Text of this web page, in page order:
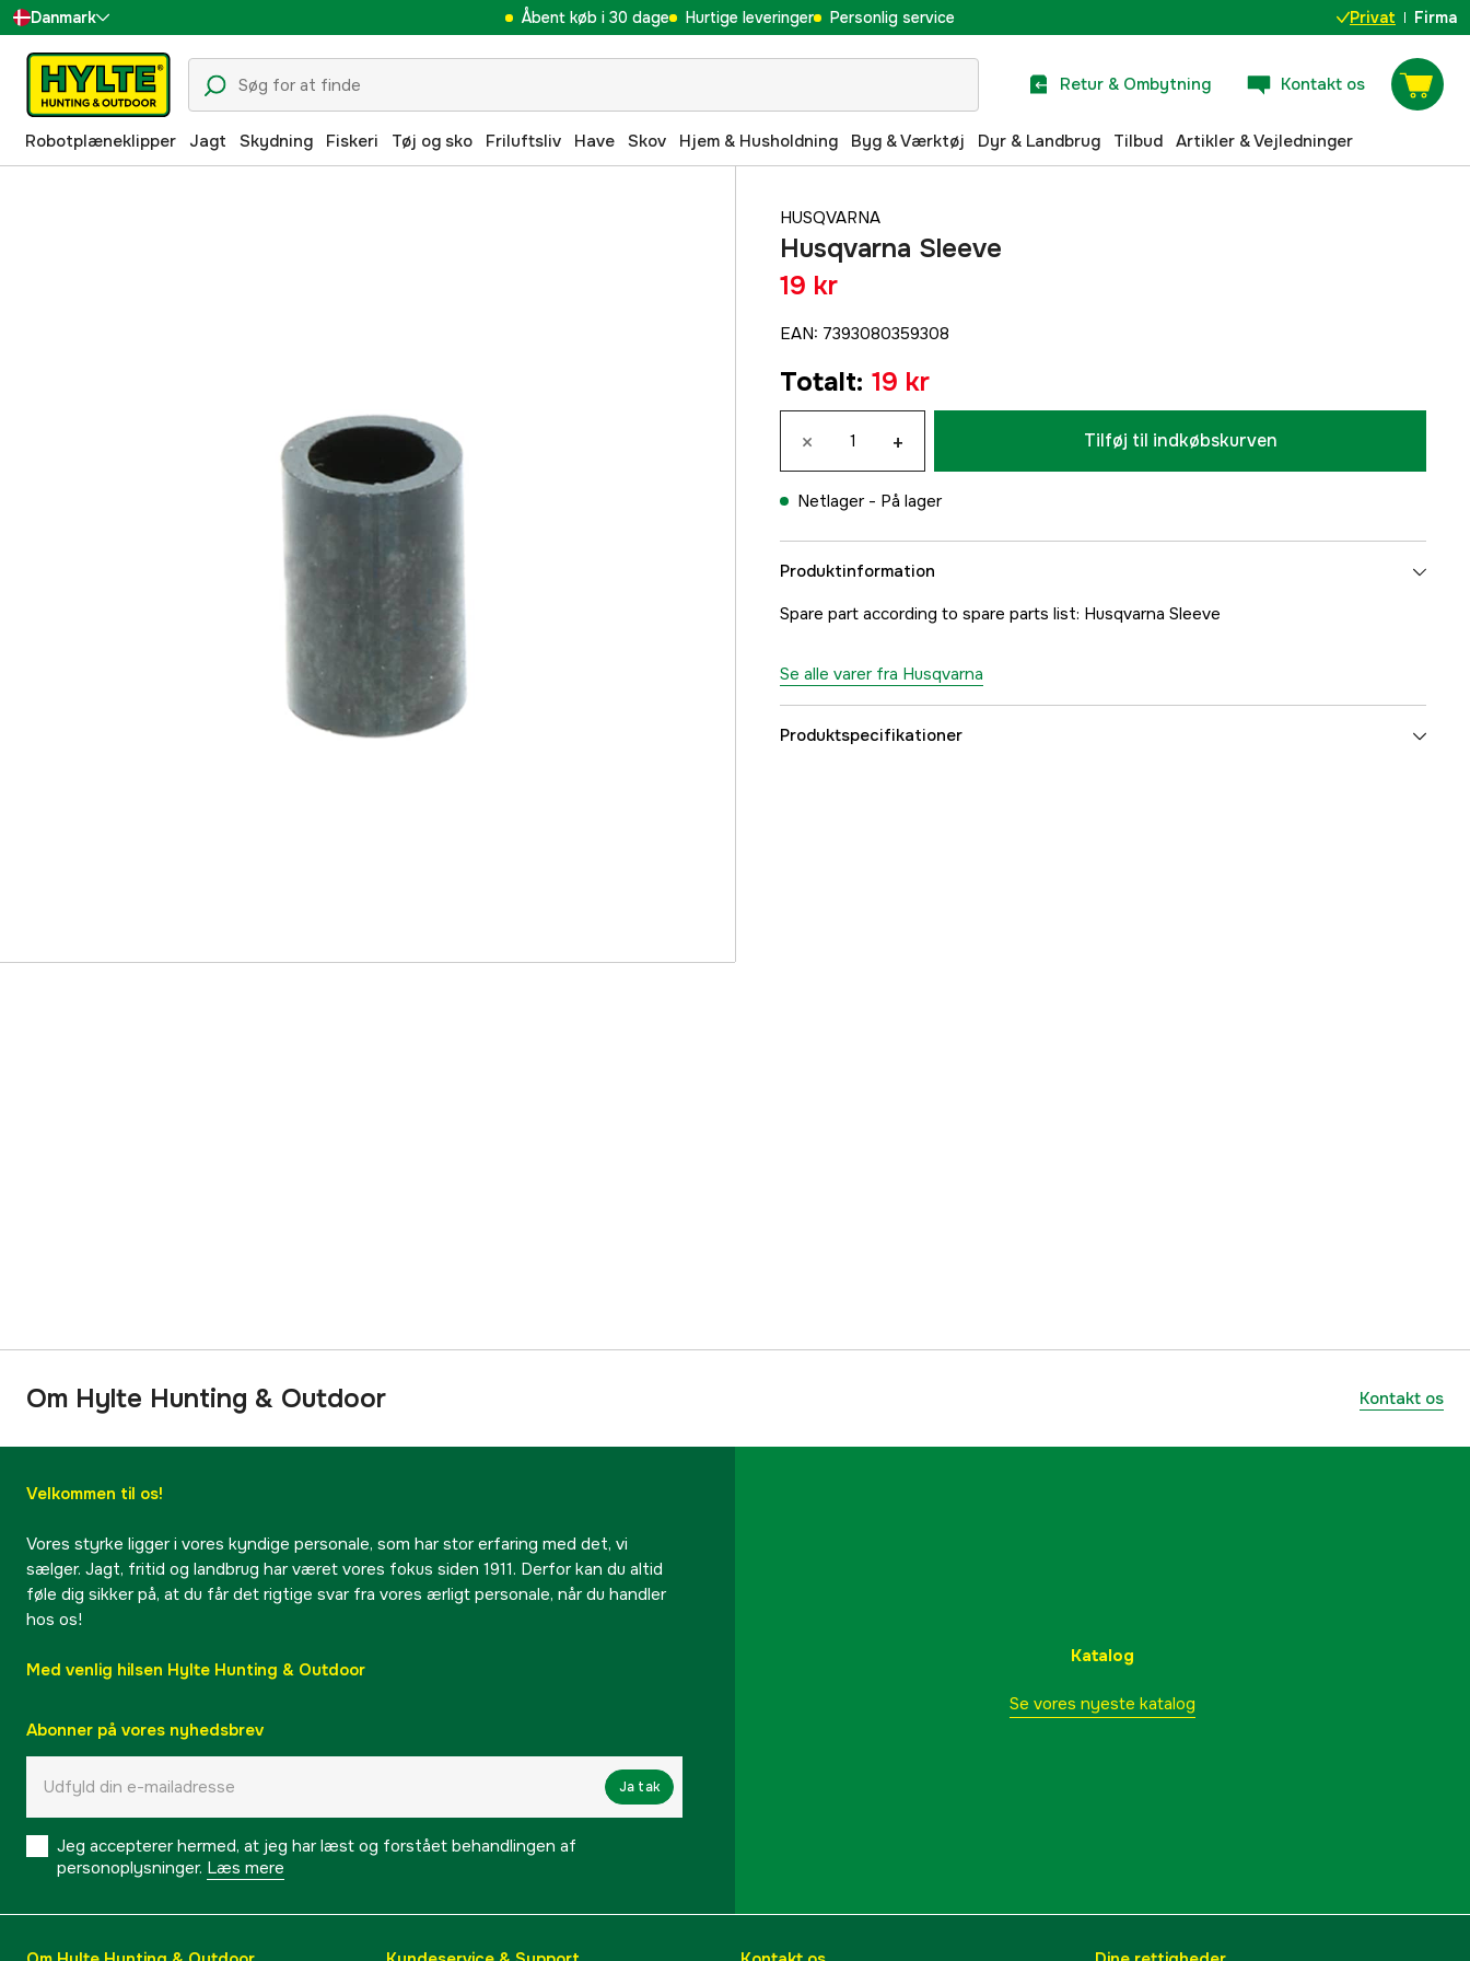
Danmark
Sverige
Suomi
Norge
Åbent køb i 30 dage Hurtige leveringer Personlig service Privat Firma
Retur & Ombytning Kontakt os
Robotplæneklipper Jagt Skydning Fiskeri Tøj og sko Friluftsliv Have Skov Hjem & Husholdning Byg & Værktøj Dyr & Landbrug Tilbud Artikler & Vejledninger
HUSQVARNA
Husqvarna Sleeve
19 kr
EAN: 7393080359308
Totalt: 19 kr
× + Tilføj til indkøbskurven
Netlager - På lager
Produktinformation
Spare part according to spare parts list: Husqvarna Sleeve
Se alle varer fra Husqvarna
Produktspecifikationer
Om Hylte Hunting & Outdoor Kontakt os
Velkommen til os!
Vores styrke ligger i vores kyndige personale, som har stor erfaring med det, vi
sælger. Jagt, fritid og landbrug har været vores fokus siden 1911. Derfor kan du altid
føle dig sikker på, at du får det rigtige svar fra vores ærligt personale, når du handler
hos os!
Med venlig hilsen Hylte Hunting & Outdoor
Abonner på vores nyhedsbrev
Ja tak
Jeg accepterer hermed, at jeg har læst og forstået behandlingen af ​​
personoplysninger. Læs mere
Katalog
Se vores nyeste katalog